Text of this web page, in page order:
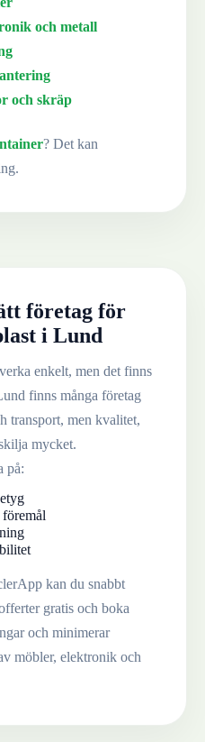
och metall
och skräp
? Det kan
företag för
i Lund
enkelt, men det finns
finns många företag
transport, men kvalitet,
mycket.
på:
kan du snabbt
gratis och boka
och minimerar
möbler, elektronik och